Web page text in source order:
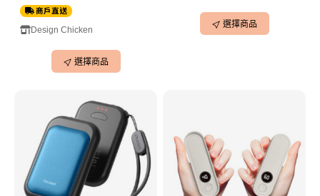
商戶直送
Design Chicken
選擇商品
選擇商品